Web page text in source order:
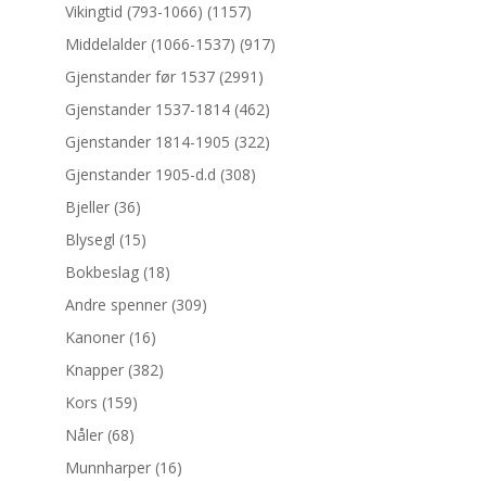
Vikingtid (793-1066) (1157)
Middelalder (1066-1537) (917)
Gjenstander før 1537 (2991)
Gjenstander 1537-1814 (462)
Gjenstander 1814-1905 (322)
Gjenstander 1905-d.d (308)
Bjeller (36)
Blysegl (15)
Bokbeslag (18)
Andre spenner (309)
Kanoner (16)
Knapper (382)
Kors (159)
Nåler (68)
Munnharper (16)